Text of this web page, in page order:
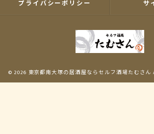
プライバシーポリシー サ
© 2026 東京都南大塚の居酒屋ならセルフ酒場たむさん